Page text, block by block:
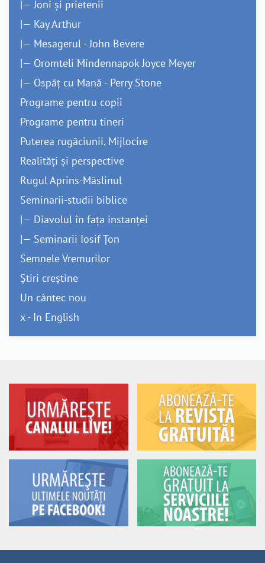
|— Joni și prietenii
|— Kay Arthur
|— Mesagerul - John Bevere
|— Oromteli Mindennapok Joyce Meyer
|— Ospăț cu Mană - Perry Stone
Programe pentru copii
Programe pentru tineri
Puterea rugăciunii, Mijlocire
Realități și perspective
Rugul Aprins-Măslinul
Seminarii-studii biblice
|— Diavolul în fața instanței
|— Seminarii Iosif Țon
Semnele Vremurilor
Știri creștine
Un cântec nou
x - In English